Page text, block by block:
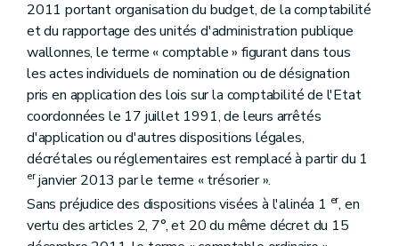
Art. 155
Art. 156
Art. 157
Art. 158
Art. 159
Art. 160
Art. 161
Art. 162
Art. 163
Art. 164
Art. 165
Art. 166
Art. 167
Art. 168
2011 portant organisation du budget, de la comptabilité
et du rapportage des unités d'administration publique
wallonnes, le terme « comptable » figurant dans tous
les actes individuels de nomination ou de désignation
pris en application des lois sur la comptabilité de l'Etat
coordonnées le 17 juillet 1991, de leurs arrêtés
d'application ou d'autres dispositions légales,
décrétales ou réglementaires est remplacé à partir du 1
erjanvier 2013 par le terme « trésorier ».
Sans préjudice des dispositions visées à l'alinéa 1 er, en
vertu des articles 2, 7°, et 20 du même décret du 15